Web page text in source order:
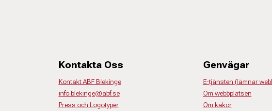
Kontakta Oss
Kontakt ABF Blekinge
info.blekinge@abf.se
Press och Logotyper
Genvägar
E-tjänsten (lämnar
Om webbplatsen
Om kakor